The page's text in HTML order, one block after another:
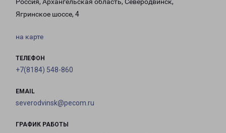
Россия, Архангельская область, Северодвинск,
Ягринское шоссе, 4
на карте
ТЕЛЕФОН
+7(8184) 548-860
EMAIL
severodvinsk@pecom.ru
ГРАФИК РАБОТЫ